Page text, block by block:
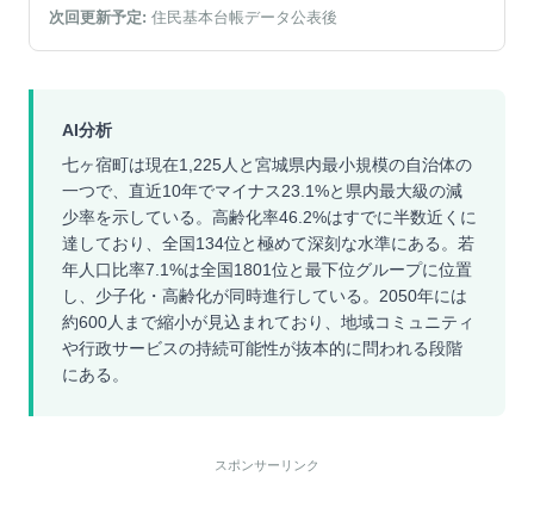
次回更新予定: 住民基本台帳データ公表後
AI分析
七ヶ宿町は現在1,225人と宮城県内最小規模の自治体の
一つで、直近10年でマイナス23.1%と県内最大級の減
少率を示している。高齢化率46.2%はすでに半数近くに
達しており、全国134位と極めて深刻な水準にある。若
年人口比率7.1%は全国1801位と最下位グループに位置
し、少子化・高齢化が同時進行している。2050年には
約600人まで縮小が見込まれており、地域コミュニティ
や行政サービスの持続可能性が抜本的に問われる段階
にある。
スポンサーリンク